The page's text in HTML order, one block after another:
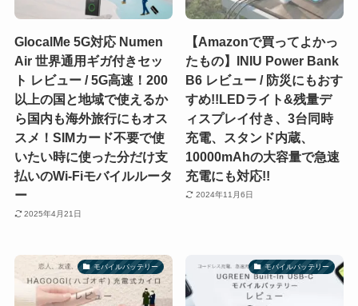
GlocalMe 5G対応 Numen
Air 世界通用ギガ付きセッ
ト レビュー / 5G高速！200
以上の国と地域で使えるか
ら国内も海外旅行にもオス
スメ！SIMカード不要で使
いたい時に使った分だけ支
払いのWi-Fiモバイルルータ
ー
2025年4月21日
【Amazonで買ってよかっ
たもの】INIU Power Bank
B6 レビュー / 防災にもおす
すめ!!LEDライト&残量デ
ィスプレイ付き、3台同時
充電、スタンド内蔵、
10000mAhの大容量で急速
充電にも対応!!
2024年11月6日
モバイルバッテリー モバイルバッテリー